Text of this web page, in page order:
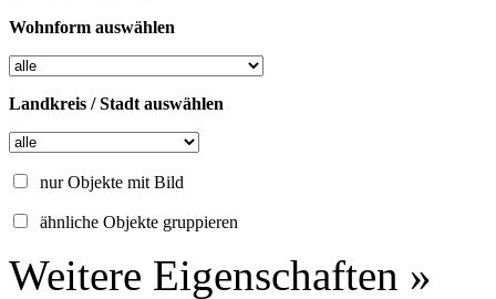
Wohnform auswählen
Landkreis / Stadt auswählen
nur Objekte mit Bild
ähnliche Objekte gruppieren
Weitere Eigenschaften »